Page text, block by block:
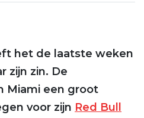
Mail
via link
het de laatste weken
zijn zin. De
Miami een groot
voor zijn Red Bull